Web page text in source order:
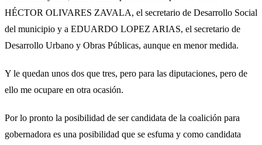
HÉCTOR OLIVARES ZAVALA, el secretario de Desarrollo Social
del municipio y a EDUARDO LOPEZ ARIAS, el secretario de
Desarrollo Urbano y Obras Públicas, aunque en menor medida.
Y le quedan unos dos que tres, pero para las diputaciones, pero de
ello me ocupare en otra ocasión.
Por lo pronto la posibilidad de ser candidata de la coalición para
gobernadora es una posibilidad que se esfuma y como candidata